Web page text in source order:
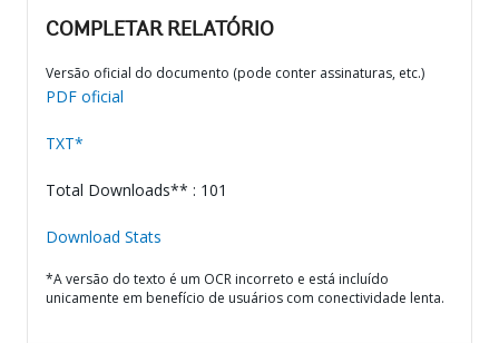
COMPLETAR RELATÓRIO
Versão oficial do documento (pode conter assinaturas, etc.)
PDF oficial
TXT*
Total Downloads** : 101
Download Stats
*A versão do texto é um OCR incorreto e está incluído
unicamente em benefício de usuários com conectividade lenta.